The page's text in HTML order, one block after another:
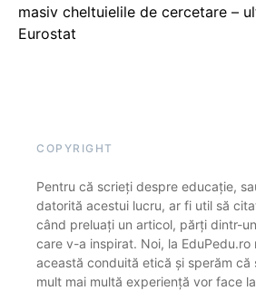
masiv cheltuielile de cercetare –
Eurostat
COPYRIGHT
Pentru că scrieți despre educație,
datorită acestui lucru, ar fi util să
când preluați un articol, părți dintr-
care v-a inspirat. Noi, la EduPedu.ro
această conduită etică și sperăm că
mult mai multă experiență vor face